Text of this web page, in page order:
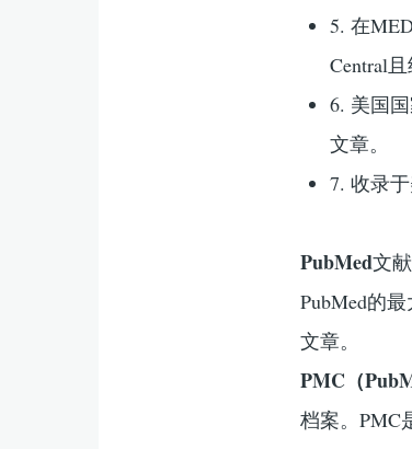
5. 在
Central
6. 美国
文章。
7. 收录
PubMed文
PubMed的
文章。
PMC（
档案。PMC